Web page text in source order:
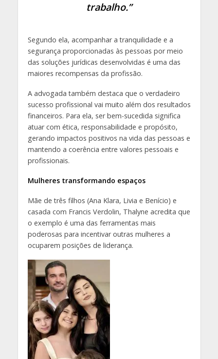
trabalho.”
Segundo ela, acompanhar a tranquilidade e a
segurança proporcionadas às pessoas por meio
das soluções jurídicas desenvolvidas é uma das
maiores recompensas da profissão.
A advogada também destaca que o verdadeiro
sucesso profissional vai muito além dos resultados
financeiros. Para ela, ser bem-sucedida significa
atuar com ética, responsabilidade e propósito,
gerando impactos positivos na vida das pessoas e
mantendo a coerência entre valores pessoais e
profissionais.
Mulheres transformando espaços
Mãe de três filhos (Ana Klara, Livia e Benício) e
casada com Francis Verdolin, Thalyne acredita que
o exemplo é uma das ferramentas mais
poderosas para incentivar outras mulheres a
ocuparem posições de liderança.